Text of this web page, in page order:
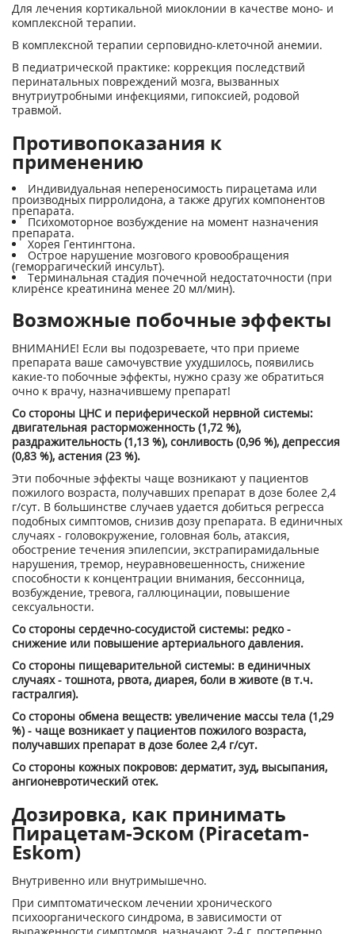
Для лечения кортикальной миоклонии в качестве моно- и
комплексной терапии.
В комплексной терапии серповидно-клеточной анемии.
В педиатрической практике: коррекция последствий
перинатальных повреждений мозга, вызванных
внутриутробными инфекциями, гипоксией, родовой
травмой.
Противопоказания к
применению
Индивидуальная непереносимость пирацетама или
производных пирролидона, а также других компонентов
препарата.
Психомоторное возбуждение на момент назначения
препарата.
Хорея Гентингтона.
Острое нарушение мозгового кровообращения
(геморрагический инсульт).
Терминальная стадия почечной недостаточности (при
клиренсе креатинина менее 20 мл/мин).
Возможные побочные эффекты
ВНИМАНИЕ! Если вы подозреваете, что при приеме
препарата ваше самочувствие ухудшилось, появились
какие-то побочные эффекты, нужно сразу же обратиться
очно к врачу, назначившему препарат!
Со стороны ЦНС и периферической нервной системы:
двигательная расторможенность (1,72 %),
раздражительность (1,13 %), сонливость (0,96 %), депрессия
(0,83 %), астения (23 %).
Эти побочные эффекты чаще возникают у пациентов
пожилого возраста, получавших препарат в дозе более 2,4
г/сут. В большинстве случаев удается добиться регресса
подобных симптомов, снизив дозу препарата. В единичных
случаях - головокружение, головная боль, атаксия,
обострение течения эпилепсии, экстрапирамидальные
нарушения, тремор, неуравновешенность, снижение
способности к концентрации внимания, бессонница,
возбуждение, тревога, галлюцинации, повышение
сексуальности.
Со стороны сердечно-сосудистой системы: редко -
снижение или повышение артериального давления.
Со стороны пищеварительной системы: в единичных
случаях - тошнота, рвота, диарея, боли в животе (в т.ч.
гастралгия).
Со стороны обмена веществ: увеличение массы тела (1,29
%) - чаще возникает у пациентов пожилого возраста,
получавших препарат в дозе более 2,4 г/сут.
Со стороны кожных покровов: дерматит, зуд, высыпания,
ангионевротический отек.
Дозировка, как принимать
Пирацетам-Эском (Piracetam-
Eskom)
Внутривенно или внутримышечно.
При симптоматическом лечении хронического
психоорганического синдрома, в зависимости от